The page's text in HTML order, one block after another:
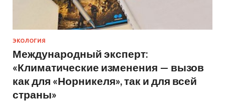
ЭКОЛОГИЯ
Международный эксперт:
«Климатические изменения — вызов
как для «Норникеля», так и для всей
страны»